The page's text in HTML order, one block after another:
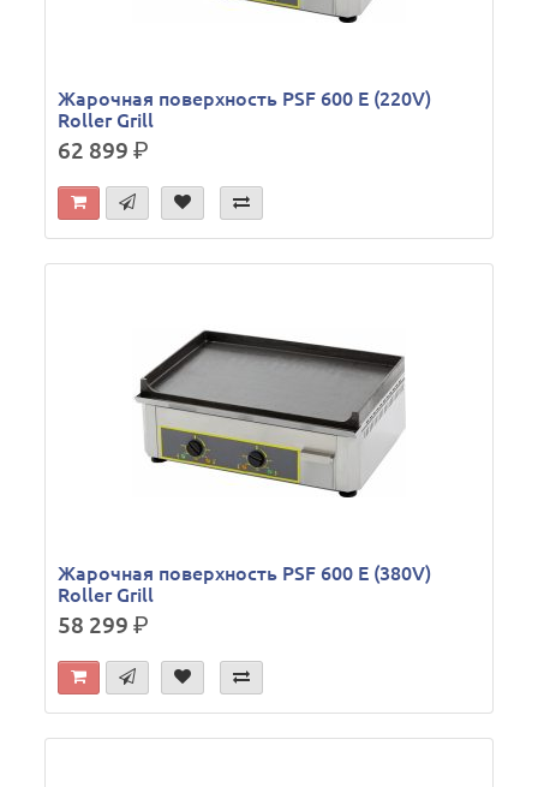
Жарочная поверхность PSF 600 E (220V)
Roller Grill
62 899р.
Жарочная поверхность PSF 600 E (380V)
Roller Grill
58 299р.